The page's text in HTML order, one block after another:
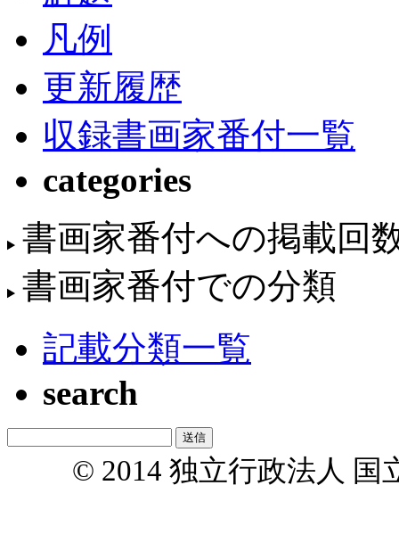
凡例
更新履歴
収録書画家番付一覧
categories
書画家番付への掲載回
書画家番付での分類
記載分類一覧
search
© 2014 独立行政法人 国